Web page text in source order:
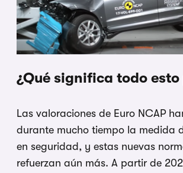
¿Qué significa todo
Las valoraciones de Euro NCAP
durante mucho tiempo la medida
en seguridad, y estas nuevas
refuerzan aún más. A partir de